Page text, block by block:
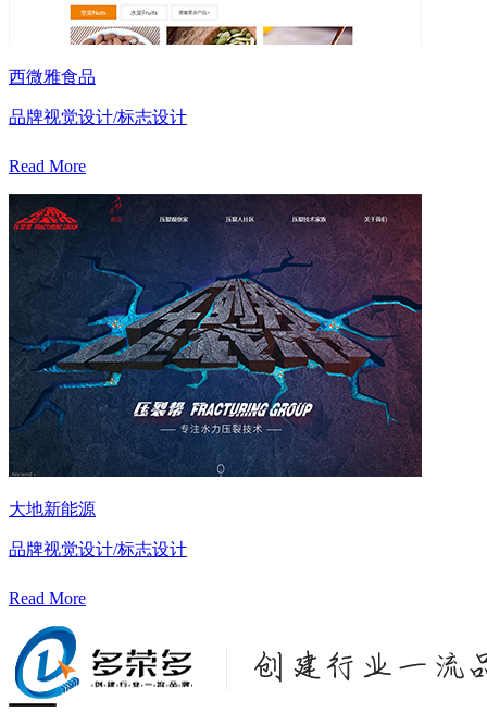
西微雅食品
品牌视觉设计/标志设计
Read More
大地新能源
品牌视觉设计/标志设计
Read More